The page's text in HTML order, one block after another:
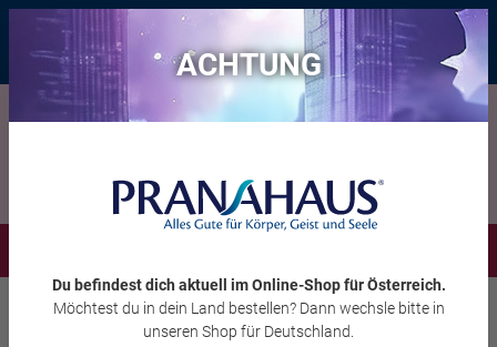
Bis zu 20 € Rabatt* mit dem Vorteils-Codeeintauchen , gültig bis
11.08.2026
Räuchern Räucherwerk
ACHTUNG
Du befindest dich aktuell im Online-Shopfür Österreich.
Möchtest du in dein Land bestellen? Dann wechsle bitte in
unseren Shop für Deutschland